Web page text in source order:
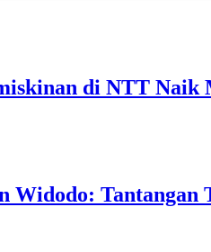
di NTT Naik
Tantangan